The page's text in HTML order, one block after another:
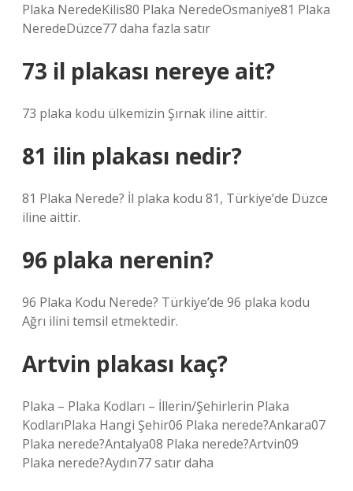
Plaka NeredeKilis80 Plaka NeredeOsmaniye81 Plaka
NeredeDüzce77 daha fazla satır
73 il plakası nereye ait?
73 plaka kodu ülkemizin Şırnak iline aittir.
81 ilin plakası nedir?
81 Plaka Nerede? İl plaka kodu 81, Türkiye’de Düzce
iline aittir.
96 plaka nerenin?
96 Plaka Kodu Nerede? Türkiye’de 96 plaka kodu
Ağrı ilini temsil etmektedir.
Artvin plakası kaç?
Plaka – Plaka Kodları – İllerin/Şehirlerin Plaka
KodlarıPlaka Hangi Şehir06 Plaka nerede?Ankara07
Plaka nerede?Antalya08 Plaka nerede?Artvin09
Plaka nerede?Aydın77 satır daha